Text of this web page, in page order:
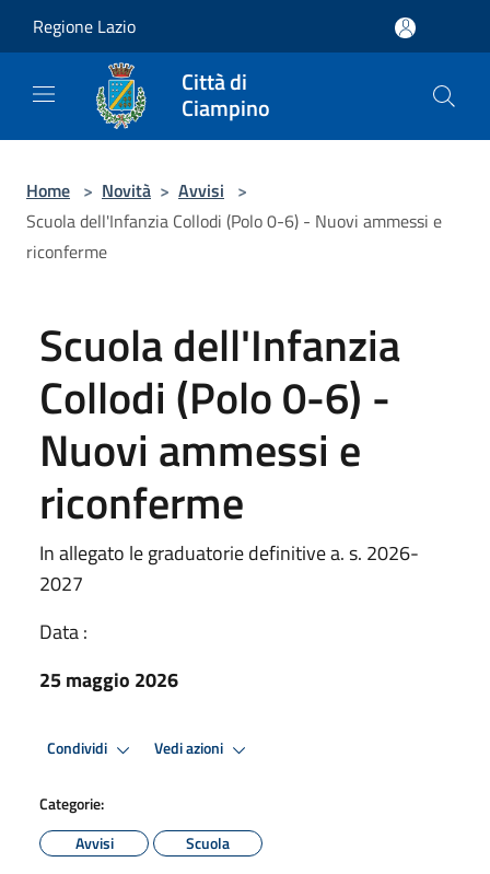
Regione Lazio
Città di
Ciampino
Home > Novità > Avvisi >
Scuola dell'Infanzia Collodi (Polo 0-6) - Nuovi ammessi e
riconferme
Scuola dell'Infanzia
Collodi (Polo 0-6) -
Nuovi ammessi e
riconferme
In allegato le graduatorie definitive a. s. 2026-
2027
Data :
25 maggio 2026
Condividi Vedi azioni
Categorie:
Avvisi
Scuola